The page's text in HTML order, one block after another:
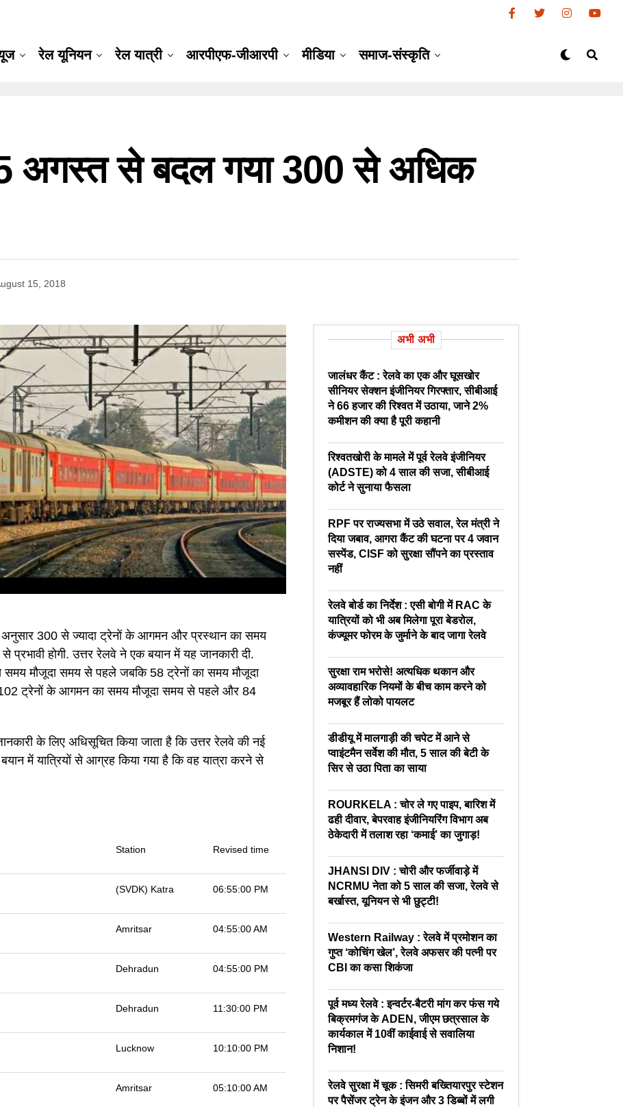
रेल यूनियन रेल यात्री आरपीएफ-जीआरपी मीडिया समाज-संस्कृति
अगस्त से बदल गया 300 से अधिक
15, 2018
अनुसार 300 से ज्यादा ट्रेनों के आगमन और प्रस्थान का समय
होगी. उत्तर रेलवे ने एक बयान में यह जानकारी दी.
समय मौजूदा समय से पहले जबकि 58 ट्रेनों का समय मौजूदा
ट्रेनों के आगमन का समय मौजूदा समय से पहले और 84
के लिए अधिसूचित किया जाता है कि उत्तर रेलवे की नई
में यात्रियों से आग्रह किया गया है कि वह यात्रा करने से
Station Revised time
(SVDK) Katra 06:55:00 PM
Amritsar 04:55:00 AM
Dehradun 04:55:00 PM
Dehradun 11:30:00 PM
Lucknow 10:10:00 PM
Amritsar 05:10:00 AM
अभी अभी
जालंधर कैंट : रेलवे का एक और घूसखोर
सीनियर सेक्शन इंजीनियर गिरफ्तार, सीबीआई
ने 66 हजार की रिश्वत में उठाया, जाने 2%
कमीशन की क्या है पूरी कहानी
रिश्वतखोरी के मामले में पूर्व रेलवे इंजीनियर
(ADSTE) को 4 साल की सजा, सीबीआई
कोर्ट ने सुनाया फैसला
RPF पर राज्यसभा में उठे सवाल, रेल मंत्री ने
दिया जबाव, आगरा कैंट की घटना पर 4 जवान
सस्पेंड, CISF को सुरक्षा सौंपने का प्रस्ताव
नहीं
रेलवे बोर्ड का निर्देश : एसी बोगी में RAC के
यात्रियों को भी अब मिलेगा पूरा बेडरोल,
कंज्यूमर फोरम के जुर्माने के बाद जागा रेलवे
सुरक्षा राम भरोसे! अत्यधिक थकान और
अव्यावहारिक नियमों के बीच काम करने को
मजबूर हैं लोको पायलट
डीडीयू में मालगाड़ी की चपेट में आने से
प्वाइंटमैन सर्वेश की मौत, 5 साल की बेटी के
सिर से उठा पिता का साया
ROURKELA : चोर ले गए पाइप, बारिश में
ढही दीवार, बेपरवाह इंजीनियरिंग विभाग अब
ठेकेदारी में तलाश रहा ‘कमाई’ का जुगाड़!
JHANSI DIV : चोरी और फर्जीवाड़े में
NCRMU नेता को 5 साल की सजा, रेलवे से
बर्खास्त, यूनियन से भी छुट्टी!
Western Railway : रेलवे में प्रमोशन का
गुप्त ‘कोचिंग खेल’, रेलवे अफसर की पत्नी पर
CBI का कसा शिकंजा
पूर्व मध्य रेलवे : इन्वर्टर-बैटरी मांग कर फंस गये
बिक्रमगंज के ADEN, जीएम छत्रसाल के
कार्यकाल में 10वीं काईवाई से सवालिया
निशान!
रेलवे सुरक्षा में चूक : सिमरी बख्तियारपुर स्टेशन
पर पैसेंजर ट्रेन के इंजन और 3 डिब्बों में लगी